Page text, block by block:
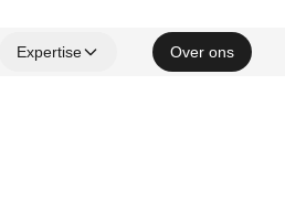
Expertise Over ons